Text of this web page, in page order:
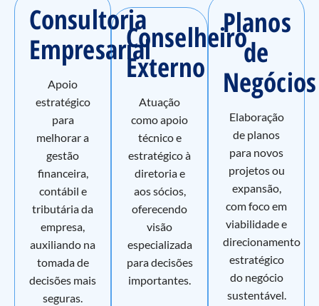
Consultoria
Empresarial
Apoio
estratégico
para
melhorar a
gestão
financeira,
contábil e
tributária da
empresa,
auxiliando na
tomada de
decisões mais
seguras.
Conselheiro
Externo
Atuação
como apoio
técnico e
estratégico à
diretoria e
aos sócios,
oferecendo
visão
especializada
para decisões
importantes.
Planos
de
Negócios
Elaboração
de planos
para novos
projetos ou
expansão,
com foco em
viabilidade e
direcionamento
estratégico
do negócio
sustentável.